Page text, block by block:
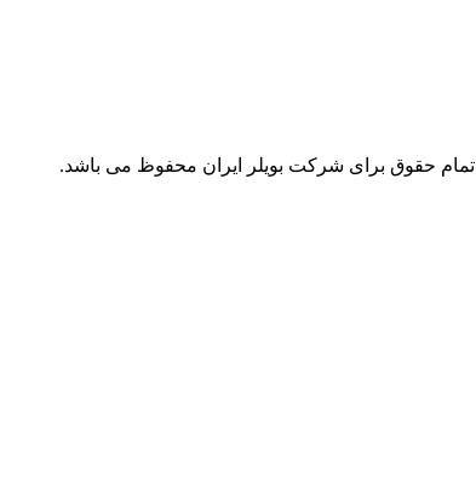
تمام حقوق برای شرکت بویلر ایران محفوظ می باشد.